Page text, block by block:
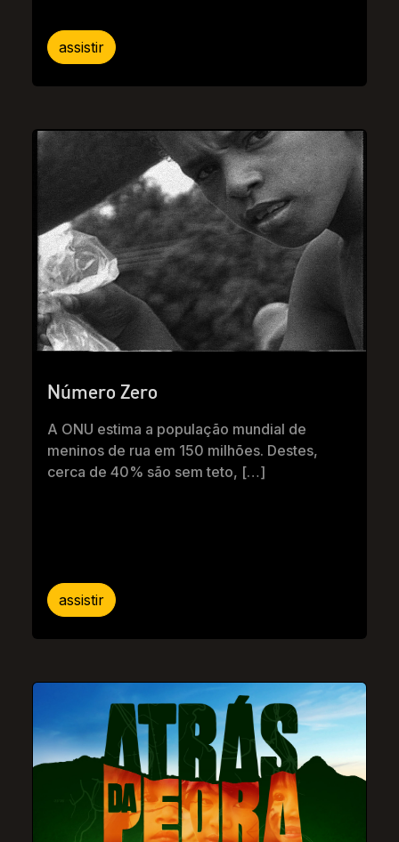
assistir
Número Zero
A ONU estima a população mundial de
meninos de rua em 150 milhões. Destes,
cerca de 40% são sem teto, […]
assistir